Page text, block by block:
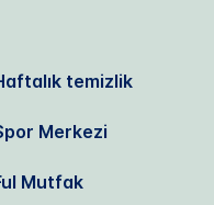
Haftalık temizlik
Spor Merkezi
Ful Mutfak